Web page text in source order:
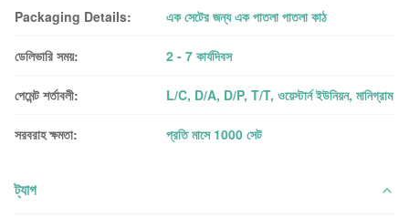
Packaging Details: এক সেটের জন্য এক পাতলা পাতলা কাঠ
ডেলিভারি সময়: 2 - 7 কার্যদিবস
পেমেন্ট শর্তাবলী: L/C, D/A, D/P, T/T, ওয়েস্টার্ন ইউনিয়ন, মানিগ্রাম
সরবরাহ ক্ষমতা: প্রতি মাসে 1000 সেট
ট্যাগ